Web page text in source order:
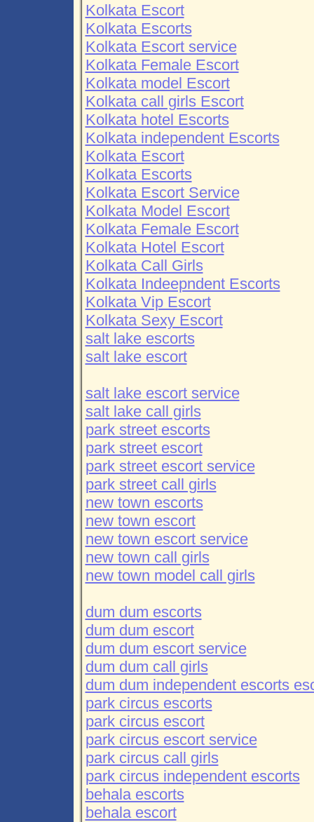
Kolkata Escort
Kolkata Escorts
Kolkata Escort service
Kolkata Female Escort
Kolkata model Escort
Kolkata call girls Escort
Kolkata hotel Escorts
Kolkata independent Escorts
Kolkata Escort
Kolkata Escorts
Kolkata Escort Service
Kolkata Model Escort
Kolkata Female Escort
Kolkata Hotel Escort
Kolkata Call Girls
Kolkata Indeepndent Escorts
Kolkata Vip Escort
Kolkata Sexy Escort
salt lake escorts
salt lake escort
salt lake escort service
salt lake call girls
park street escorts
park street escort
park street escort service
park street call girls
new town escorts
new town escort
new town escort service
new town call girls
new town model call girls
dum dum escorts
dum dum escort
dum dum escort service
dum dum call girls
dum dum independent escorts
park circus escorts
park circus escort
park circus escort service
park circus call girls
park circus independent escorts
behala escorts
behala escort